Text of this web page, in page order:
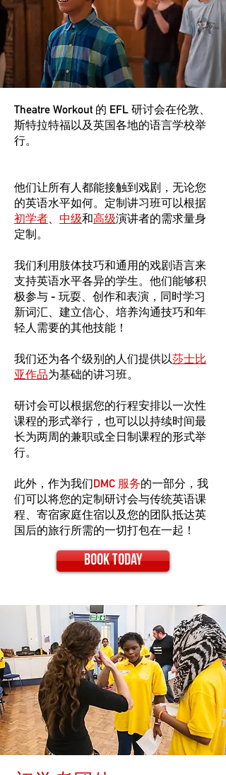
Theatre Workout 的 EFL 研讨会在伦敦、
斯特拉特福以及英国各地的语言学校举
行。
他们让所有人都能接触到戏剧，无论您
的英语水平如何。定制讲习班可以根据
初学者
中级和高级演讲者的需求量身
定制。
我们利用肢体技巧和通用的戏剧语言来
支持英语水平各异的学生。他们能够积
极参与 - 玩耍、创作和表演，同时学习
新词汇、建立信心、培养沟通技巧和年
轻人需要的其他技能！
我们还为各个级别的人们提供以莎士比
亚作品为基础的讲习班。
研讨会可以根据您的行程安排以一次性
课程的形式举行，也可以以持续时间最
长为两周的兼职或全日制课程的形式举
行。
此外，作为我们DMC 服务的一部分，我
们可以将您的定制研讨会与传统英语课
程、寄宿家庭住宿以及您的团队抵达英
国后的旅行所需的一切打包在一起！
Book today